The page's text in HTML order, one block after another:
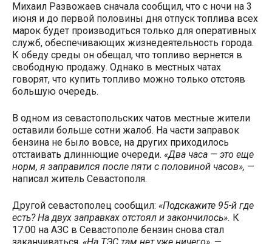
Михаил Развожаев сначала сообщил, что с ночи на 3
июня и до первой половины дня отпуск топлива всех
марок будет производиться только для оперативных
служб, обеспечивающих жизнедеятельность города.
К обеду среды он обещал, что топливо вернется в
свободную продажу. Однако в местных чатах
говорят, что купить топливо можно только отстояв
большую очередь.
В одном из севастопольских чатов местные жители
оставили больше сотни жалоб. На части заправок
бензина не было вовсе, на других приходилось
отстаивать длиннющие очереди. «Два часа — это еще
норм, я заправился после пяти с половиной часов», —
написал житель Севастополя.
Другой севастополец сообщил: «Подскажите 95-й где
есть? На двух заправках отстоял и закончилось». К
17:00 на АЗС в Севастополе бензин снова стал